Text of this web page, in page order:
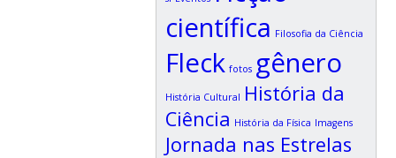
científica Filosofia da Ciência
Fleck fotos gênero
História Cultural História da
Ciência História da Física Imagens
Jornada nas Estrelas